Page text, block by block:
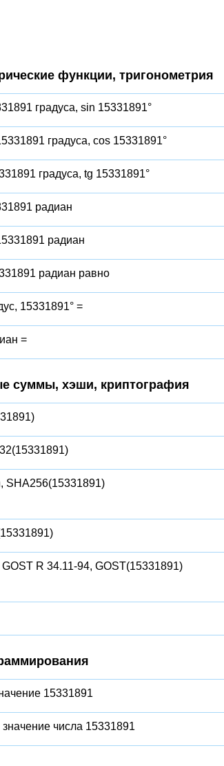
функции, тригонометрия
градуса, sin 15331891°
градуса, cos 15331891°
градуса, tg 15331891°
радиан
радиан
радиан равно
15331891° =
=
суммы, хэши, криптография
SHA256(15331891)
R 34.11-94, GOST(15331891)
15331891
числа 15331891